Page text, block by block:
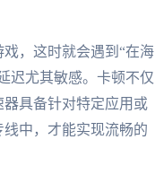
，这时就会遇到“在海
迟尤其敏感。卡顿不仅
具备针对特定应用或
中，才能实现流畅的